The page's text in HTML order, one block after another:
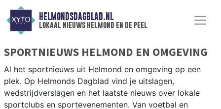
HELMONDSDAGBLAD.NL
lokaal nieuws helmond en de peel
SPORTNIEUWS HELMOND EN OMGEVING
Al het sportnieuws uit Helmond en omgeving op een
plek. Op Helmonds Dagblad vind je uitslagen,
wedstrijdverslagen en het laatste nieuws over lokale
sportclubs en sportevenementen. Van voetbal en